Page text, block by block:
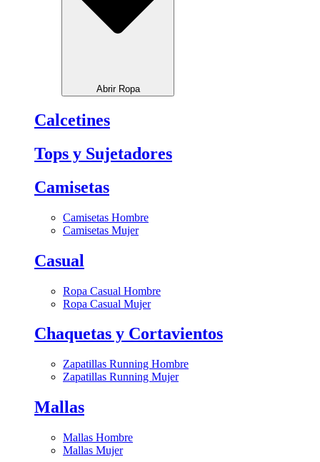
Abrir Ropa
Calcetines
Tops y Sujetadores
Camisetas
Camisetas Hombre
Camisetas Mujer
Casual
Ropa Casual Hombre
Ropa Casual Mujer
Chaquetas y Cortavientos
Zapatillas Running Hombre
Zapatillas Running Mujer
Mallas
Mallas Hombre
Mallas Mujer